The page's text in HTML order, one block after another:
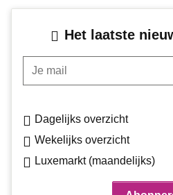
Het laatste
Je mail
Dagelijks overzicht
Wekelijks overzicht
Luxemarkt (maandelijks)